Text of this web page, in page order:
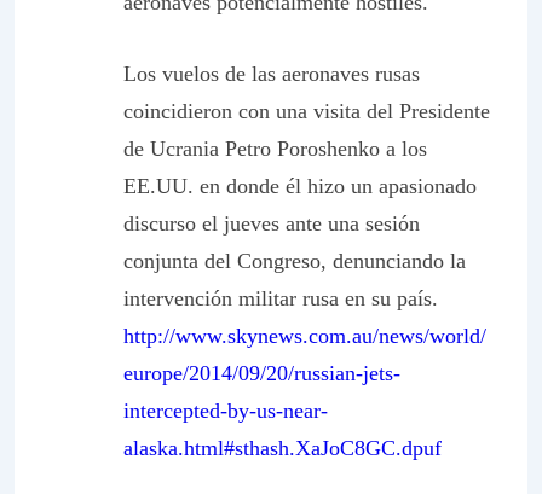
Los vuelos de las aeronaves rusas
coincidieron con una visita del Presidente
de Ucrania Petro Poroshenko a los
EE.UU. en donde él hizo un apasionado
discurso el jueves ante una sesión
conjunta del Congreso, denunciando la
intervención militar rusa en su país.
http://www.skynews.com.au/news/world/
europe/2014/09/20/russian-jets-
intercepted-by-us-near-
alaska.html#sthash.XaJoC8GC.dpuf